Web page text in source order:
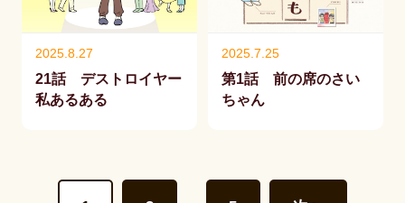
2025.8.27
21話 デストロイヤー
私あるある
2025.7.25
第1話 前の席のさい
ちゃん